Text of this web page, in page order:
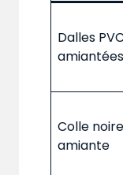
Dalles PVC
amiantées
Colle noire
amiante